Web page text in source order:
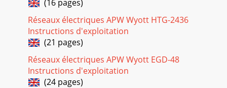
(16 pages)
Réseaux électriques APW Wyott HTG-2436
Instructions d'exploitation
(21 pages)
Réseaux électriques APW Wyott EGD-48
Instructions d'exploitation
(24 pages)